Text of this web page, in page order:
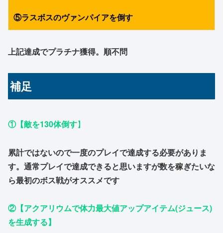
⑤ラスボスのヴァンパイアを倒す
上記達成でプラチナ獲得。順不問
補足
①【敵を130体倒す】
累計ではないので一度のプレイで達成する必要がありま
す。通常プレイで達成できると思いますが数を稼ぎたいな
ら最初のボス戦がオススメです
②【アクアリウムで体力最大値アップアイテム(ジュース)
を生成する】